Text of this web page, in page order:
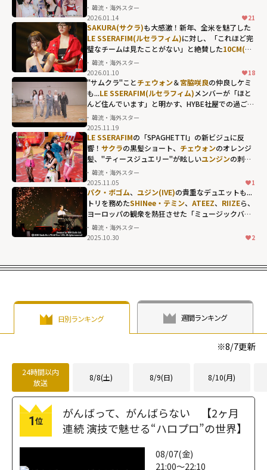
韓流・海外スター
2026.01.14
21
SAKURA(サクラ)も大感激！新年、全米を魅了した
LE SSERAFIM(ルセラフィム)に対し、「これほど完
璧なチームは見たことがない」と絶賛した10CM(シ
プセンチ)の言葉とは？
韓流・海外スター
2026.01.10
18
チェウォン＆宮
脇咲良の仲良し
ケミも...LE
SSERAFIM(ルセ
ラフィム) メンバ
ーが「ほとんど
住んでいます」
と明かす、HYBE
方" width="304"
fetchpriority="h
"サムクラ"ことチェウォン＆宮脇咲良の仲良しケミ
も...LE SSERAFIM(ルセラフィム)メンバーが「ほと
んど住んでいます」と明かす、HYBE社屋での過ごし
方韓流・海外スター
2025.11.19
ユンジンの刺激
的なファッショ
ンも..."
width="304"
LE SSERAFIMの「SPAGHETTI」の新ビジュに反
響！ サクラの黒髪ショート、 チェウォンのオレンジ
髪、"ティースジュエリー"が眩しいユンジンの刺激
的なファッションも...
韓流・海外スター
2025.11.05
1
パク・ボゴム、 ユジン(IVE)の貴重なデュエットも...
トリを務めたSHINee・テミン、 ATEEZ、 RIIZEら、
ヨーロッパの観衆を熱狂させた「ミュージックバン
ク」のリスボン公演
韓流・海外スター
2025.10.30
2
日別ランキング 週間ランキング
※8/7更新
24時間以内
放送
8/8(土) 8/9(日) 8/10(月)
1位
がんばって、がんばらない 【2ヶ月
連続 演技で魅せる“ハロプロ”の世界】
08/07(金)
21:00～22:10